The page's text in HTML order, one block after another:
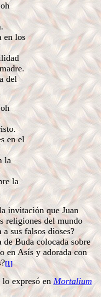
en los
del
en el
la
la
invitación que Juan
religiones del mundo
sus falsos dioses?
de Buda colocada sobre
en Asís y adorada con
[1]
expresó enMortalium